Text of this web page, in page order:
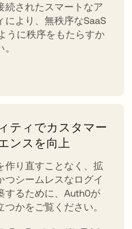
続されたスマートなア
により、無秩序なSaaS
うに秩序をもたらすか
ティでカスタマー
ンスを向上
作り直すことなく、拡
つシームレスなログイ
するために、Auth0が
つかをご覧ください。